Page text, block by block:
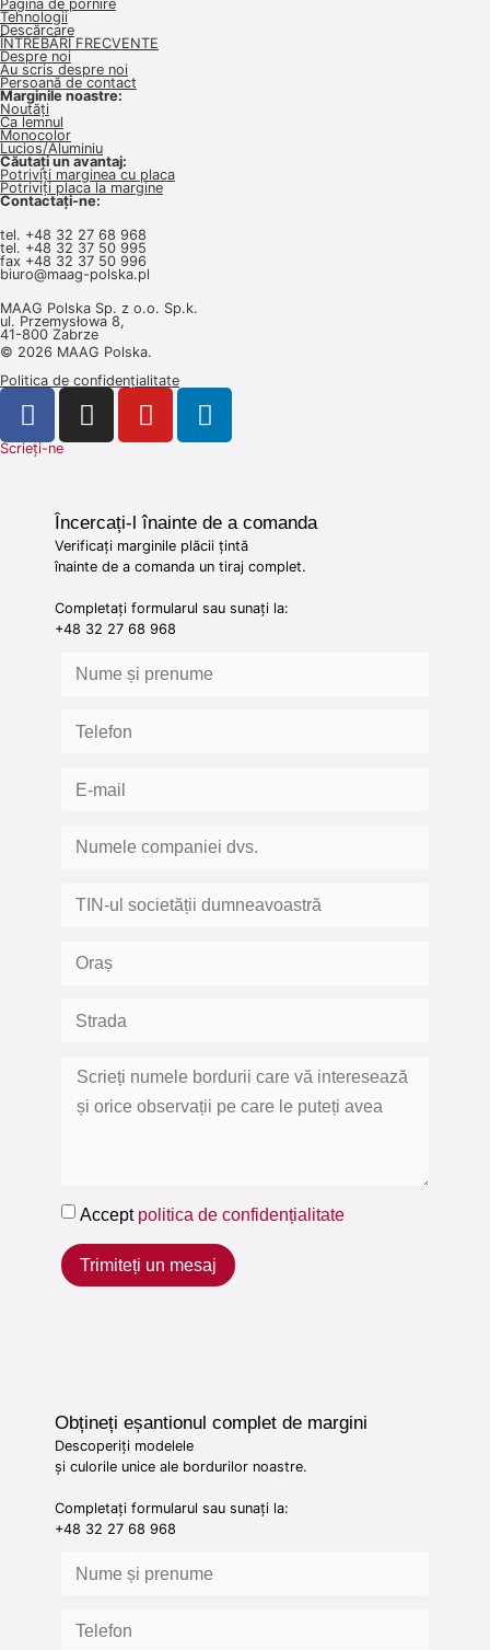
Pagina de pornire
Tehnologii
Descărcare
ÎNTREBĂRI FRECVENTE
Despre noi
Au scris despre noi
Persoană de contact
Marginile noastre:
Noutăți
Ca lemnul
Monocolor
Lucios/Aluminiu
Căutați un avantaj:
Potriviți marginea cu placa
Potriviți placa la margine
Contactați-ne:
tel. +48 32 27 68 968
tel. +48 32 37 50 995
fax +48 32 37 50 996
biuro@maag-polska.pl
MAAG Polska Sp. z o.o. Sp.k.
ul. Przemysłowa 8,
41-800 Zabrze
© 2026 MAAG Polska.
Politica de confidențialitate
Scrieți-ne
Încercați-l înainte de a comanda
Verificați marginile plăcii țintă
înainte de a comanda un tiraj complet.
Completați formularul sau sunați la:
+48 32 27 68 968
Accept politica de confidențialitate
Trimiteți un mesaj
Obțineți eșantionul complet de margini
Descoperiți modelele
și culorile unice ale bordurilor noastre.
Completați formularul sau sunați la:
+48 32 27 68 968